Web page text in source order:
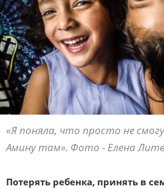
«Я поняла, что просто не
Амину там». Фото - Елена
Потерять ребенка, принять в